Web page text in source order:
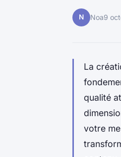
N Noa9
La
qualité
votre